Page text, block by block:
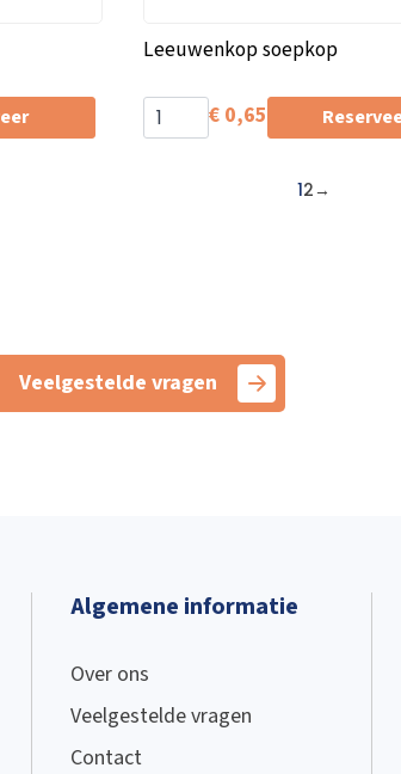
Leeuwenkop soepkop
€ 0,65
12→
Veelgestelde vragen
Algemene informatie
Over ons
Veelgestelde vragen
Contact